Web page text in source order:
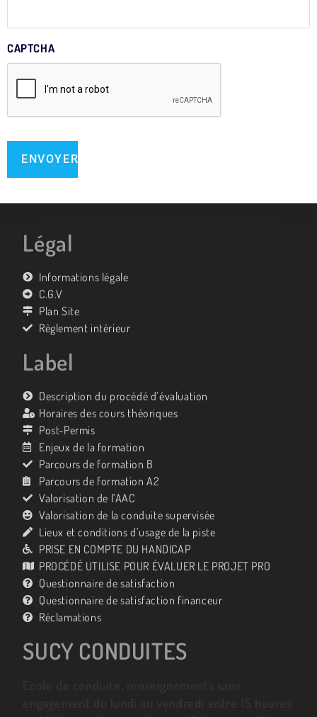
CAPTCHA
Légal
Informations légale
C.G.V
Plan Site
Règlement intérieur
Label
Description du procédé d’évaluation
Horaires des cours théoriques
Post-Permis
Enjeux de la formation
Parcours de formation B
Parcours de formation A2
Valorisation de l’AAC
Valorisation de la conduite supervisée
Lieux et conditions d’usage de la piste
PRISE EN COMPTE DU HANDICAP
PROCÉDÉ UTILISE POUR ÉVALUER LE PROJET PRO
Questionnaire de satisfaction
Questionnaire de satisfaction financeur
Réclamations
SUCY CONDUITES